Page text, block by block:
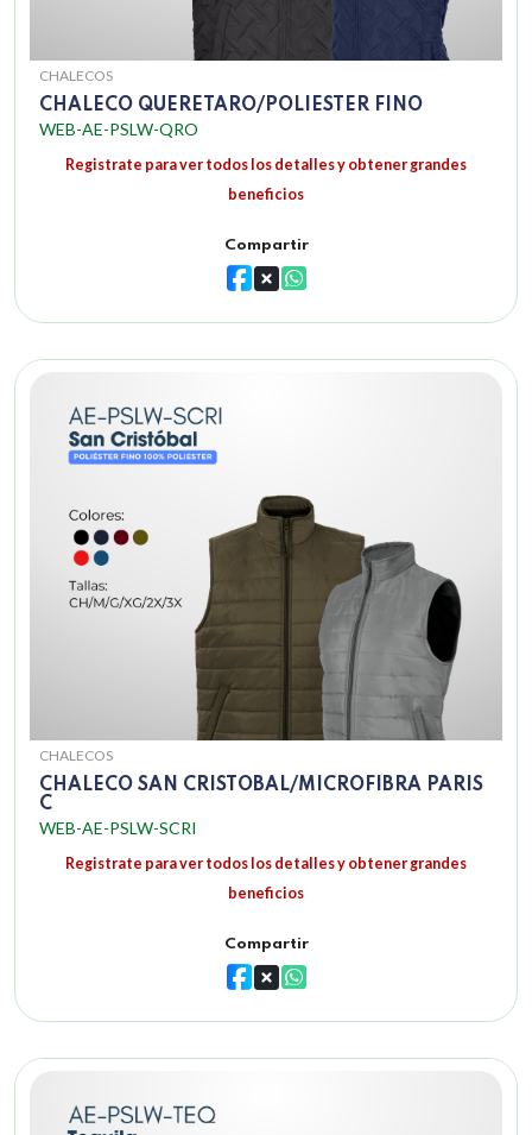
CHALECOS
CHALECO QUERETARO/POLIESTER FINO
WEB-AE-PSLW-QRO
Registrate para ver todos los detalles y obtener grandes
beneficios
Compartir
CHALECOS
CHALECO SAN CRISTOBAL/MICROFIBRA PARIS
C
WEB-AE-PSLW-SCRI
Registrate para ver todos los detalles y obtener grandes
beneficios
Compartir